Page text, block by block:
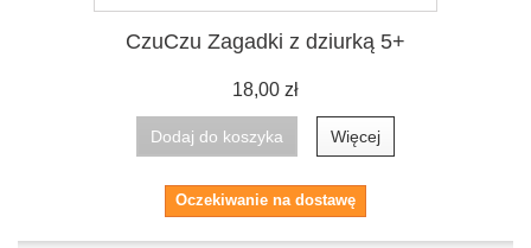
CzuCzu Zagadki z dziurką 5+
18,00 zł
Dodaj do koszyka Więcej
Oczekiwanie na dostawę